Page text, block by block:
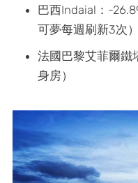
巴西Indaial：-
可夢每週刷新3次）
法國巴黎艾菲爾鐵
身房）